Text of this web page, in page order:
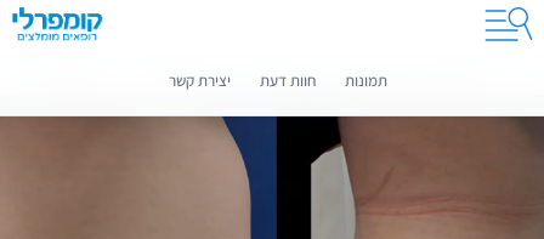
קומפרלי מסייעת לך לבחור רופאים מומלצים
תמונות חוות דעת יצירת קשר